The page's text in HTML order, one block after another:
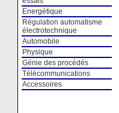
Energétique
Régulation automatisme
électrotechnique
Automobile
Physique
Génie des procédés
Télécommunications
Accessoires